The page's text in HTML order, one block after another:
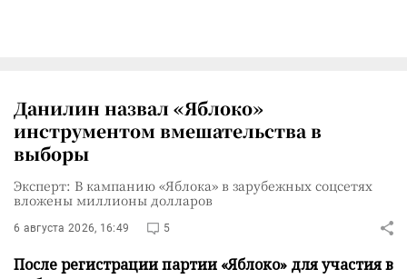
Данилин назвал «Яблоко»
инструментом вмешательства в
выборы
Эксперт: В кампанию «Яблока» в зарубежных соцсетях
вложены миллионы долларов
6 августа 2026, 16:49 5
После регистрации партии «Яблоко» для участия в